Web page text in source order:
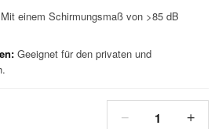
Mit einem Schirmungsmaß von >85 dB
Geeignet für den privaten und
− 1 +